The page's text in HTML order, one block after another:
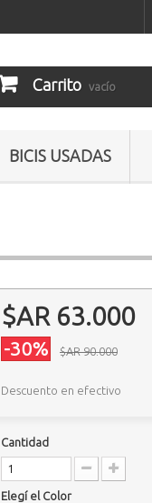
Carrito vacío
BICIS USADAS
$AR 63.000
-30% $AR 90.000
Descuento en efectivo
Cantidad
Elegí el Color